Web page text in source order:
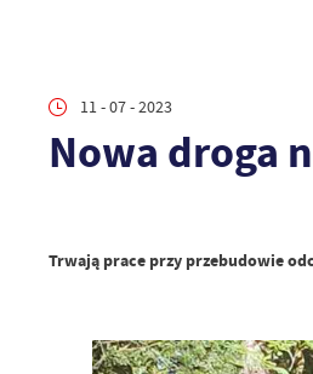
11 - 07 - 2023
Nowa droga
Trwają prace przy przebudowie